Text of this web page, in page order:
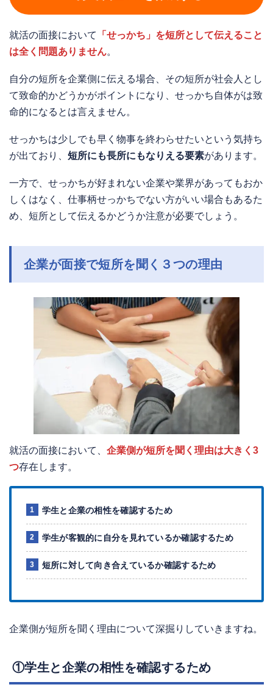
就活の面接において
「せっかち」を短所として伝えること
は全く問題ありません。
自分の短所を企業側に伝える場合、その短所が社会人とし
て致命的かどうかがポイントになり、せっかち自体がは致
命的になるとは言えません。
せっかちは少しでも早く物事を終わらせたいという気持ち
が出ており、 短所にも長所にもなりえる要素があります。
一方で、せっかちが好まれない企業や業界があってもおか
しくはなく、仕事柄せっかちでない方がいい場合もあるた
め、短所として伝えるかどうか注意が必要でしょう。
企業が面接で短所を聞く３つの理由
就活の面接において、 企業側が短所を聞く理由は大きく3
つ存在します。
学生と企業の相性を確認するため
学生が客観的に自分を見れているか確認するため
短所に対して向き合えているか確認するため
企業側が短所を聞く理由について深掘りしていきますね。
①学生と企業の相性を確認するため